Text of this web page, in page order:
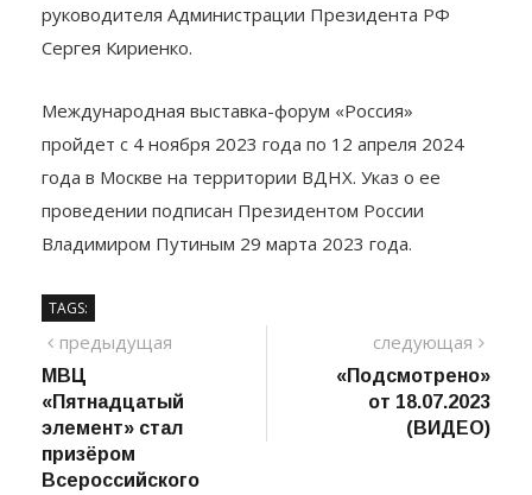
руководителя Администрации Президента РФ
Сергея Кириенко.
Международная выставка-форум «Россия»
пройдет с 4 ноября 2023 года по 12 апреля 2024
года в Москве на территории ВДНХ. Указ о ее
проведении подписан Президентом России
Владимиром Путиным 29 марта 2023 года.
TAGS:
Навигация
по
записям
предыдущая
МВЦ
«Пятнадцатый
элемент» стал
призёром
Всероссийского
следующая
пост
«Подсмотрено»
от 18.07.2023
(ВИДЕО)